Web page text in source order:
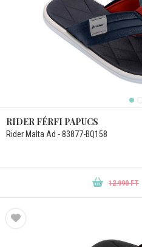
RIDER FÉRFI PAPUCS
Rider Malta Ad - 83877-BQ158
12.990 FT